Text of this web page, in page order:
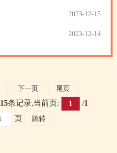
2023-12-15
2023-12-14
下一页 尾页
15条记录,当前页: 1 /1
页